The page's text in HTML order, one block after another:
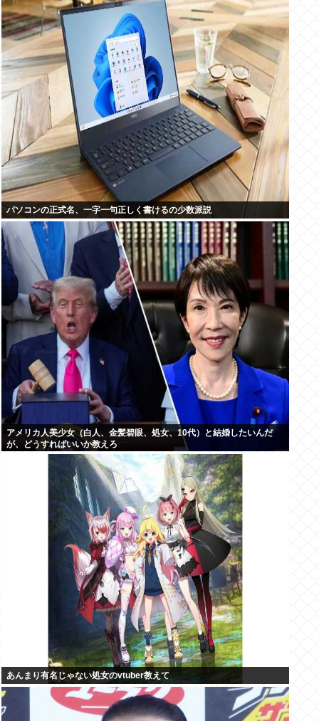
パソコンの正式名、一字一句正しく書けるの少数派説
アメリカ人美少女（白人、金髪碧眼、処女、10代）と結婚したいんだ
が、どうすればいいか教えろ
あんまり有名じゃない処女のvtuber教えて